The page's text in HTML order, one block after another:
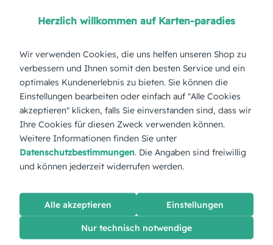
Herzlich willkommen auf Karten-paradies
Wir verwenden Cookies, die uns helfen unseren Shop zu
verbessern und Ihnen somit den besten Service und ein
optimales Kundenerlebnis zu bieten. Sie können die
Einstellungen bearbeiten oder einfach auf "Alle Cookies
akzeptieren" klicken, falls Sie einverstanden sind, dass wir
Ihre Cookies für diesen Zweck verwenden können.
Weitere Informationen finden Sie unter
Datenschutzbestimmungen. Die Angaben sind freiwillig
und können jederzeit widerrufen werden.
Alle akzeptieren Einstellungen
Nur technisch notwendige